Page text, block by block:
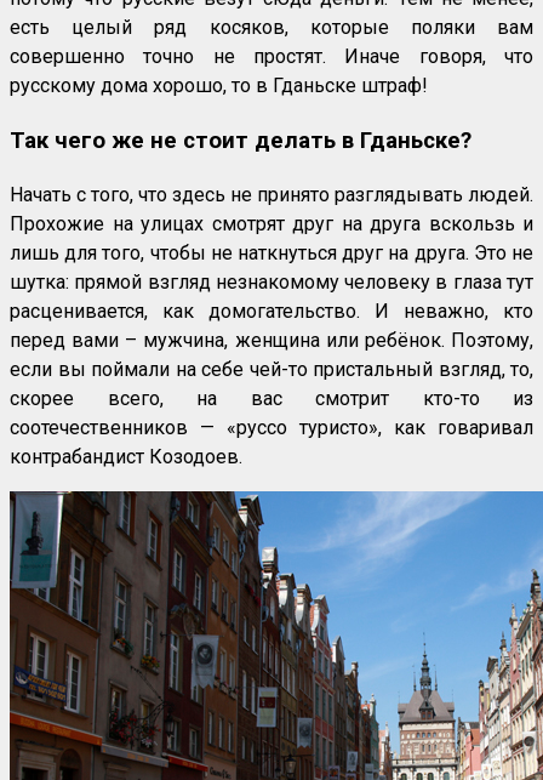
есть целый ряд косяков, которые поляки вам
совершенно точно не простят. Иначе говоря, что
русскому дома хорошо, то в Гданьске штраф!
Так чего же не стоит делать в Гданьске?
Начать с того, что здесь не принято разглядывать людей.
Прохожие на улицах смотрят друг на друга вскользь и
лишь для того, чтобы не наткнуться друг на друга. Это не
шутка: прямой взгляд незнакомому человеку в глаза тут
расценивается, как домогательство. И неважно, кто
перед вами – мужчина, женщина или ребёнок. Поэтому,
если вы поймали на себе чей-то пристальный взгляд, то,
скорее всего, на вас смотрит кто-то из
соотечественников — «руссо туристо», как говаривал
контрабандист Козодоев.